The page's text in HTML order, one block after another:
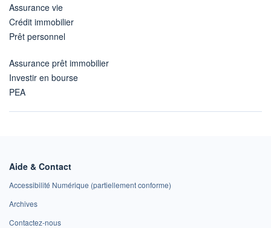
Assurance vie
Crédit immobilier
Prêt personnel
Assurance prêt immobilier
Investir en bourse
PEA
Aide & Contact
Accessibilité Numérique (partiellement conforme)
Archives
Contactez-nous